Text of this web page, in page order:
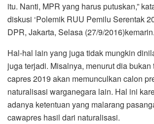
itu. Nanti, MPR yang harus putuskan,”
diskusi ‘Polemik RUU Pemilu Serentak
DPR, Jakarta, Selasa (27/9/2016)kemarin.
Hal-hal lain yang juga tidak mungkin
juga terjadi. Misalnya, menurut dia bukan
capres 2019 akan memunculkan calon
naturalisasi warganegara lain. Hal ini
adanya ketentuan yang malarang
cawapres hasil dari naturalisasi.